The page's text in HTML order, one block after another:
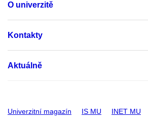
O univerzitě
Kontakty
Aktuálně
Univerzitní magazín IS MU INET MU